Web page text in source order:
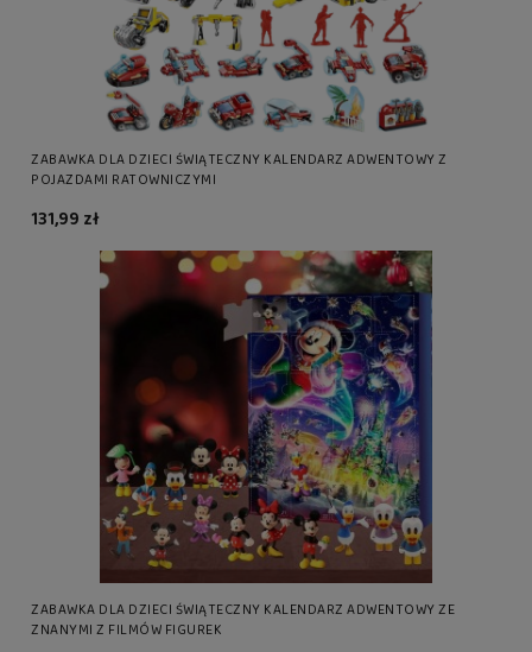
ZABAWKA DLA DZIECI ŚWIĄTECZNY KALENDARZ ADWENTOWY Z
POJAZDAMI RATOWNICZYMI
131,99 zł
ZABAWKA DLA DZIECI ŚWIĄTECZNY KALENDARZ ADWENTOWY ZE
ZNANYMI Z FILMÓW FIGUREK